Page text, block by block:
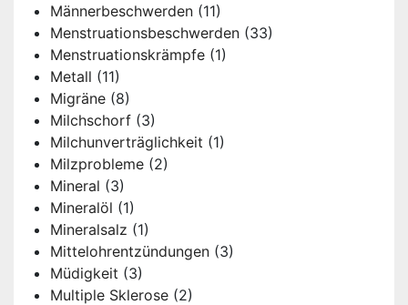
Männerbeschwerden (11)
Menstruationsbeschwerden (33)
Menstruationskrämpfe (1)
Metall (11)
Migräne (8)
Milchschorf (3)
Milchunverträglichkeit (1)
Milzprobleme (2)
Mineral (3)
Mineralöl (1)
Mineralsalz (1)
Mittelohrentzündungen (3)
Müdigkeit (3)
Multiple Sklerose (2)